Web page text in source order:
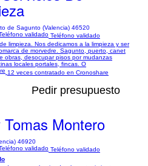
de Sagunto (Valencia) 46520
Teléfono validado
limpieza. Nos dedicamos a la limpieza y ser
de morvedre. Sagunto, puerto, canet
obras, desocupar pisos por mudanzas
locales portales, fincas. O
12 veces contratado en Cronoshare
Pedir presupuesto
Montero
46920
Teléfono validado